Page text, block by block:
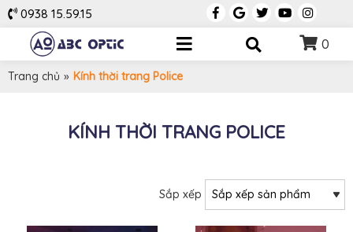
0938 15.59.15
0
Trang chủ » Kính thời trang Police
KÍNH THỜI TRANG POLICE
Sắp xếp